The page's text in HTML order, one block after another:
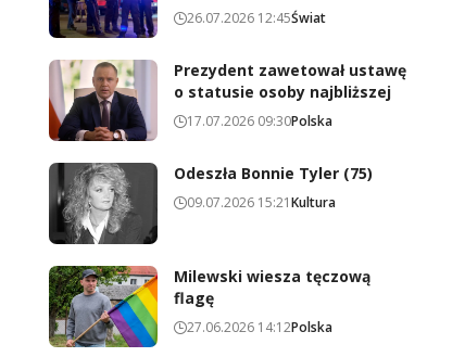
26.07.2026 12:45Świat
Prezydent zawetował ustawę
o statusie osoby najbliższej
17.07.2026 09:30Polska
Odeszła Bonnie Tyler (75)
09.07.2026 15:21Kultura
Milewski wiesza tęczową
flagę
27.06.2026 14:12Polska